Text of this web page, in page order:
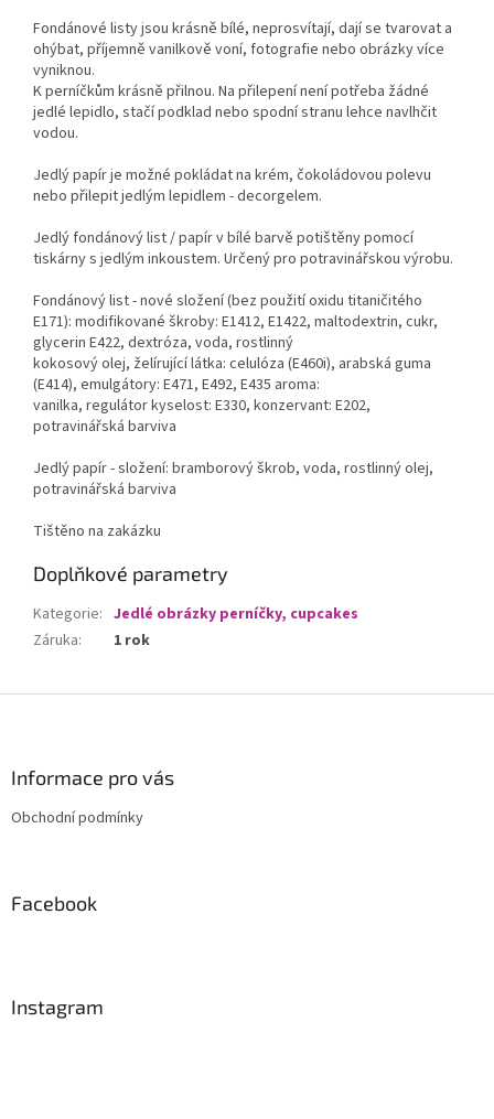
Fondánové listy jsou krásně bílé, neprosvítají, dají se tvarovat a
ohýbat, příjemně vanilkově voní, fotografie nebo obrázky více
vyniknou.
K perníčkům krásně přilnou. Na přilepení není potřeba žádné
jedlé lepidlo, stačí podklad nebo spodní stranu lehce navlhčit
vodou.
Jedlý papír je možné pokládat na krém, čokoládovou polevu
nebo přilepit jedlým lepidlem - decorgelem.
Jedlý fondánový list / papír v bílé barvě potištěny pomocí
tiskárny s jedlým inkoustem. Určený pro potravinářskou výrobu.
Fondánový list - nové složení (bez použití oxidu titaničitého
E171): modifikované škroby: E1412, E1422, maltodextrin, cukr,
glycerin E422, dextróza, voda, rostlinný
kokosový olej, želírující látka: celulóza (E460i), arabská guma
(E414), emulgátory: E471, E492, E435 aroma:
vanilka, regulátor kyselost: E330, konzervant: E202,
potravinářská barviva
Jedlý papír - složení: bramborový škrob, voda, rostlinný olej,
potravinářská barviva
Tištěno na zakázku
Doplňkové parametry
Kategorie: Jedlé obrázky perníčky, cupcakes
Záruka: 1 rok
Informace pro vás
Obchodní podmínky
Facebook
Instagram